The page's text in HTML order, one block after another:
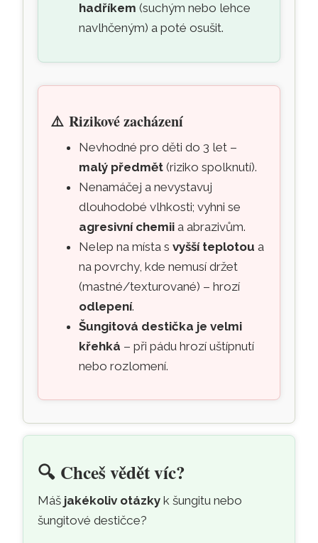
hadříkem (suchým nebo lehce
navlhčeným) a poté osušit.
⚠️Rizikové zacházení
Nevhodné pro děti do 3 let –
malý předmět (riziko spolknutí).
Nenamáčej a nevystavuj
dlouhodobé vlhkosti; vyhni se
agresivní chemii a abrazivům.
Nelep na místa svyšší teplotou a
na povrchy, kde nemusí držet
(mastné/texturované) – hrozí
odlepení.
Šungitová destička je velmi
křehká – při pádu hrozí uštípnutí
nebo rozlomení.
🔍 Chceš vědět víc?
Máš jakékoliv otázky k šungitu nebo
šungitové destičce?